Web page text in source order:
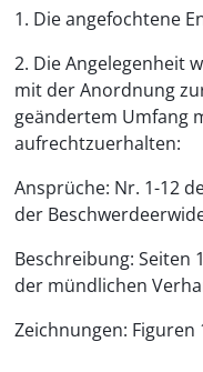
1. Die angefochtene
2. Die Angelegenheit
mit der Anordnung
geändertem Umfang
aufrechtzuerhalten:
Ansprüche: Nr. 1-12
der
Beschreibung: Seiten
der mündlichen
Zeichnungen: